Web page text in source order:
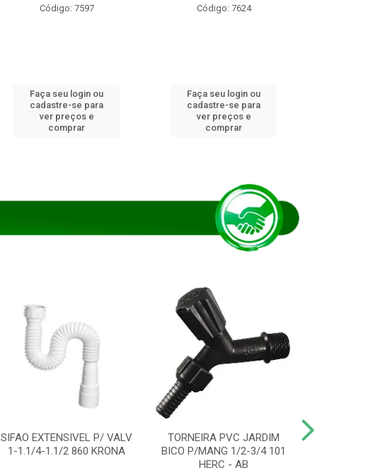
Código: 7597
Faça seu login ou
cadastre-se para
ver preços e
comprar
Código: 7624
Faça seu login ou
cadastre-se para
ver preços e
comprar
SIFAO EXTENSIVEL P/ VALV
1-1.1/4-1.1/2 860 KRONA
TORNEIRA PVC JARDIM
BICO P/MANG 1/2-3/4 101
HERC - AB